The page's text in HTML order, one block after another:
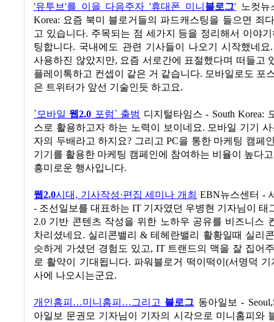
'유투브'를 이을 다음주자 '휴대폰 미니 블로그' 노컷뉴
Korea: 요즘 북미 블로거들의 파드캐스팅을 들으면 죄
고 있습니다. 주목되는 점 세가지 등을 정리해서 이야
팅합니다. 국내에도 관련 기사들이 나오기 시작했네
사용하진 않았지만, 요즘 서로간에 표절했다며 떠들고
플레이톡하고 컨셉이 같은 거 같습니다. 모바일로도 포
은 트위터가 앞선 기술인듯 하고요.
`모바일 웹2.0 포럼` 출범 디지털타임스 - South Korea:
스로 활용하고자 하는 노력이 보이네요. 모바일 기기
자의 두배라고 하지요? 그리고 PC을 통한 마케팅 캠페
기기를 활용한 마케팅 캠페인에 참여하는 비율이 높다
흥미로운 행사입니다.
웹2.0시대, 기사작성·편집 세미나 개최 EBN뉴스센터 -
- 조선일보를 대표하는 IT 기자였던 우병현 기자님이 태
2.0 기반 콘텐츠 작성을 위한 노하우 공유를 비즈니스
차리셨네요. 실리콘밸리 & 테헤란밸리 활황일때 실리
슷하게 가셨던 경험도 있고, IT 트랜드의 맥을 잘 집어
로 활약이 기대됩니다. 파워블로거 떡이떡이(서명덕
사에 나오시는군요.
개인홈피…미니홈피…그리고 블로그 동아일보 -
아일보 문권모 기자님이 기자의 시각으로 미니홈피와